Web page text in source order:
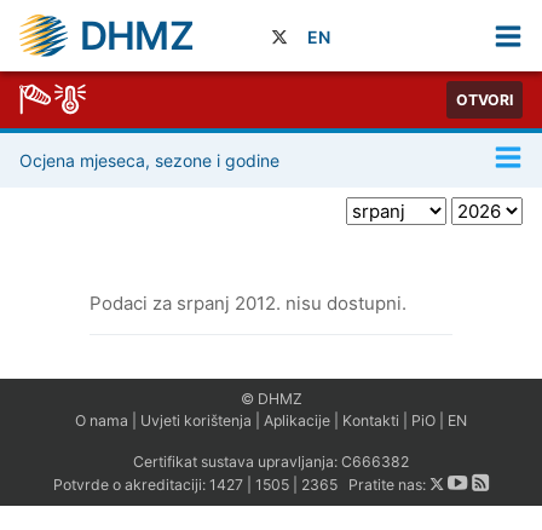
DHMZ EN
OTVORI
Ocjena mjeseca, sezone i godine
Podaci za srpanj 2012. nisu dostupni.
© DHMZ
O nama
Uvjeti korištenja Aplikacije Kontakti PiO EN
Certifikat sustava upravljanja: C666382
Potvrde o akreditaciji: 1427| 1505| 2365Pratite nas: